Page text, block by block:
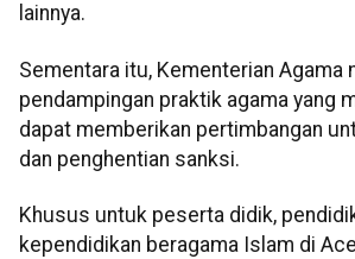
lainnya.
Sementara itu, Kementerian Agama
pendampingan praktik agama yang
dapat memberikan pertimbangan
dan penghentian sanksi.
Khusus untuk peserta didik,
kependidikan beragama Islam di